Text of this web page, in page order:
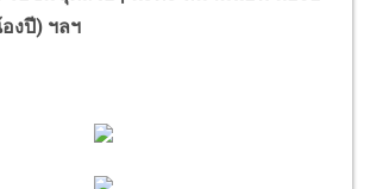
งปี) ฯลฯ